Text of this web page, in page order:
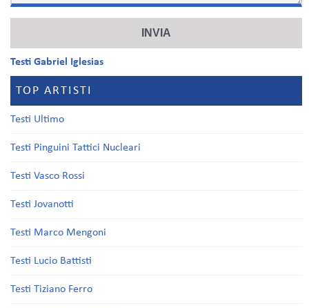
Testi Gabriel Iglesias
TOP ARTISTI
Testi Ultimo
Testi Pinguini Tattici Nucleari
Testi Vasco Rossi
Testi Jovanotti
Testi Marco Mengoni
Testi Lucio Battisti
Testi Tiziano Ferro